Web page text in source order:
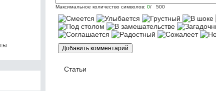
Максимальное количество символов: 0/ 500
Статьи